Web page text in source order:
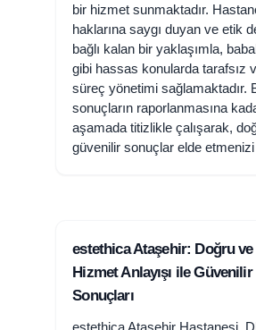
bir hizmet sunmaktadır.
haklarına saygı duyan ve etik
bağlı kalan bir yaklaşımla,
gibi hassas konularda tarafsız
süreç yönetimi sağlamaktadır.
sonuçların raporlanmasına
aşamada titizlikle çalışarak,
güvenilir sonuçlar elde etmenizi
estethica Ataşehir: Doğru
Hizmet Anlayışı ile
Sonuçları
estethica Ataşehir Hastanesi,